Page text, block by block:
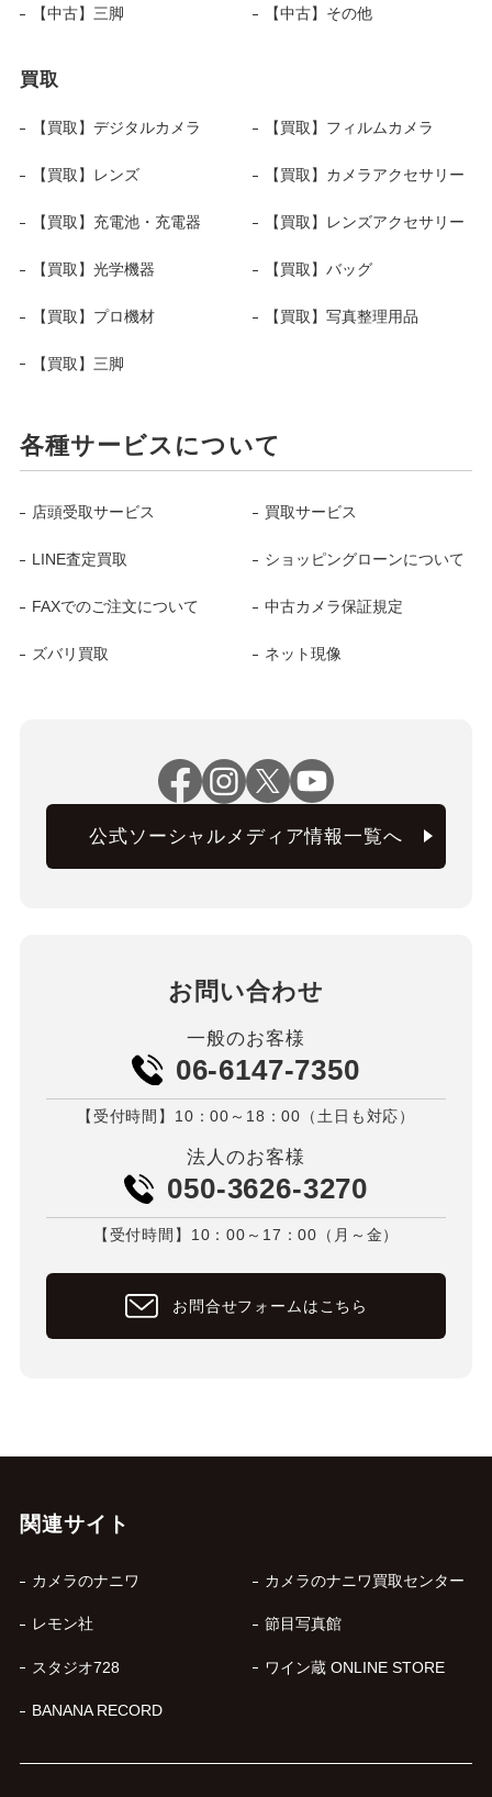
【中古】三脚 【中古】その他
買取
【買取】デジタルカメラ 【買取】フィルムカメラ
【買取】レンズ 【買取】カメラアクセサリー
【買取】充電池・充電器 【買取】レンズアクセサリー
【買取】光学機器 【買取】バッグ
【買取】プロ機材 【買取】写真整理用品
【買取】三脚
各種サービスについて
店頭受取サービス 買取サービス
LINE査定買取 ショッピングローンについて
FAXでのご注文について 中古カメラ保証規定
ズバリ買取 ネット現像
公式ソーシャルメディア情報一覧へ
お問い合わせ
一般のお客様
06-6147-7350
【受付時間】10：00～18：00（土日も対応）
法人のお客様
050-3626-3270
【受付時間】10：00～17：00（月～金）
お問合せフォームはこちら
関連サイト
カメラのナニワ カメラのナニワ買取センター
レモン社 節目写真館
スタジオ728 ワイン蔵 ONLINE STORE
BANANA RECORD